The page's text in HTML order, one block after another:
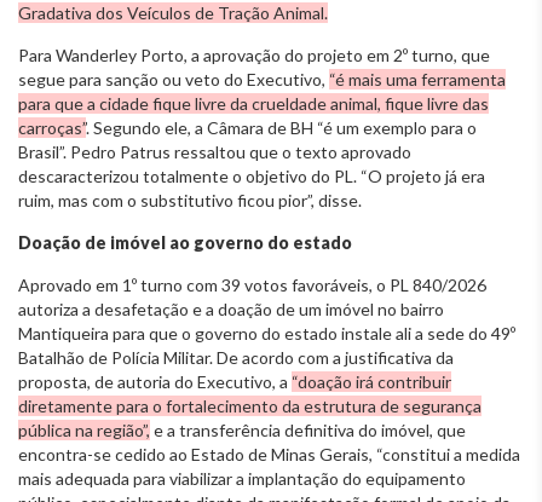
Gradativa dos Veículos de Tração Animal.
Para Wanderley Porto, a aprovação do projeto em 2º turno, que
segue para sanção ou veto do Executivo, “é mais uma ferramenta
para que a cidade fique livre da crueldade animal, fique livre das
carroças”. Segundo ele, a Câmara de BH “é um exemplo para o
Brasil”. Pedro Patrus ressaltou que o texto aprovado
descaracterizou totalmente o objetivo do PL. “O projeto já era
ruim, mas com o substitutivo ficou pior”, disse.
Doação de imóvel ao governo do estado
Aprovado em 1º turno com 39 votos favoráveis, o PL 840/2026
autoriza a desafetação e a doação de um imóvel no bairro
Mantiqueira para que o governo do estado instale ali a sede do 49º
Batalhão de Polícia Militar. De acordo com a justificativa da
proposta, de autoria do Executivo, a “doação irá contribuir
diretamente para o fortalecimento da estrutura de segurança
pública na região”, e a transferência definitiva do imóvel, que
encontra-se cedido ao Estado de Minas Gerais, “constitui a medida
mais adequada para viabilizar a implantação do equipamento